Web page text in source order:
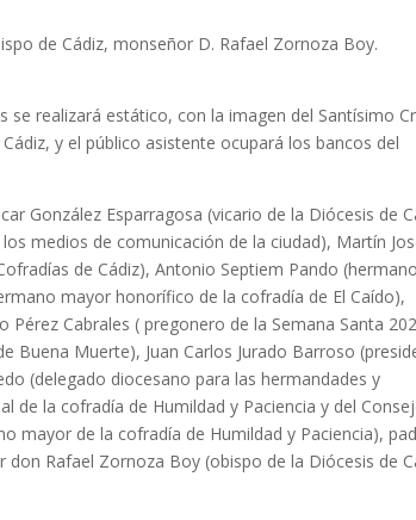
de Cádiz, monseñor D. Rafael Zornoza Boy.
se realizará estático, con la imagen del Santísimo
y el público asistente ocupará los bancos del
González Esparragosa (vicario de la Diócesis de
medios de comunicación de la ciudad), Martín
de Cádiz), Antonio Septiem Pando
mayor honorífico de la cofradía de El Caído),
Cabrales ( pregonero de la Semana Santa
Buena Muerte), Juan Carlos Jurado Barroso
(delegado diocesano para las hermandades y
de la cofradía de Humildad y Paciencia y del
mayor de la cofradía de Humildad y Paciencia),
Rafael Zornoza Boy (obispo de la Diócesis de